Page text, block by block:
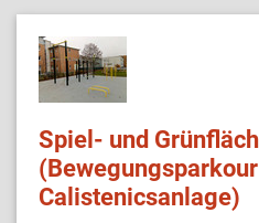
Spiel- und
Calistenicsanlage)